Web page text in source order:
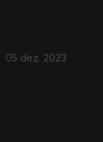
05 dez. 2023